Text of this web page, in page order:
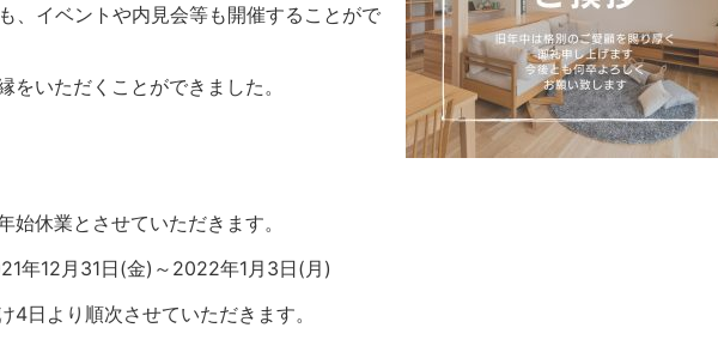
、イベントや内見会等も開催することがで
をいただくことができました。
始休業とさせていただきます。
年12月31日(金)～2022年1月3日(月)
4日より順次させていただきます。